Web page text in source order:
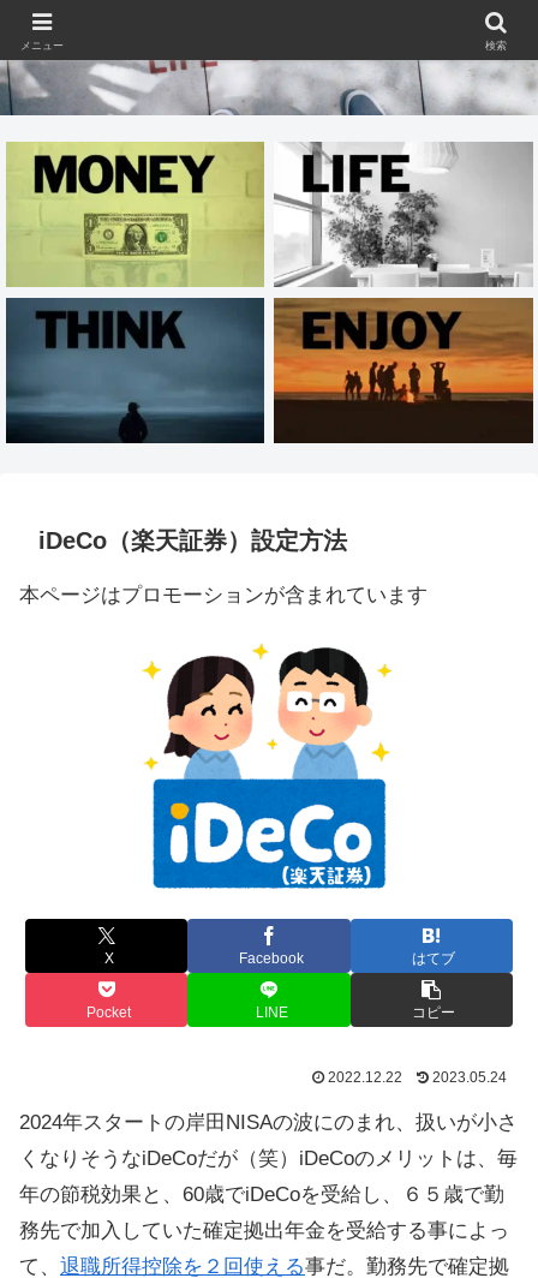
iDeCo（楽天証券）設定方法
本ページはプロモーションが含まれています
X Facebook はてブ
Pocket LINE コピー
2022.12.22 2023.05.24
2024年スタートの岸田NISAの波にのまれ、扱いが小さ
くなりそうなiDeCoだが（笑）iDeCoのメリットは、毎
年の節税効果と、60歳でiDeCoを受給し、６５歳で勤
務先で加入していた確定拠出年金を受給する事によっ
て、 退職所得控除を２回使える事だ。勤務先で確定拠
メニュー 検索